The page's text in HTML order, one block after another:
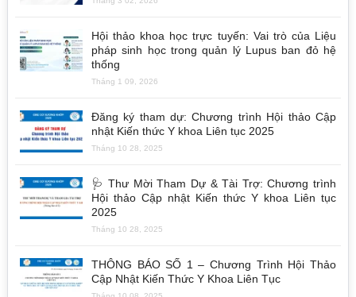
Hội thảo khoa học trực tuyến: Vai trò của Liệu
pháp sinh học trong quản lý Lupus ban đỏ hệ
thống
Tháng 1 09, 2026
Đăng ký tham dự: Chương trình Hội thảo Cập
nhật Kiến thức Y khoa Liên tục 2025
Tháng 10 28, 2025
🩺 Thư Mời Tham Dự & Tài Trợ: Chương trình
Hội thảo Cập nhật Kiến thức Y khoa Liên tục
2025
Tháng 10 28, 2025
THÔNG BÁO SỐ 1 – Chương Trình Hội Thảo
Cập Nhật Kiến Thức Y Khoa Liên Tục